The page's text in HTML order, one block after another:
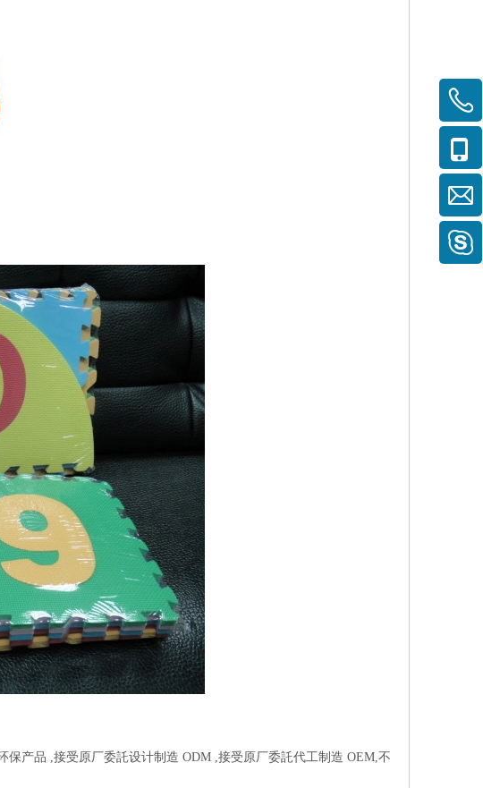
产品 ,接受原厂委託设计制造 ODM ,接受原厂委託代工制造 OEM,不